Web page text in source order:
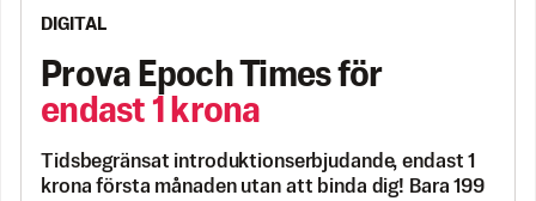
DIGITAL
Prova Epoch Times för
endast 1 krona
Tidsbegränsat introduktionserbjudande, endast 1
krona första månaden utan att binda dig! Bara 199